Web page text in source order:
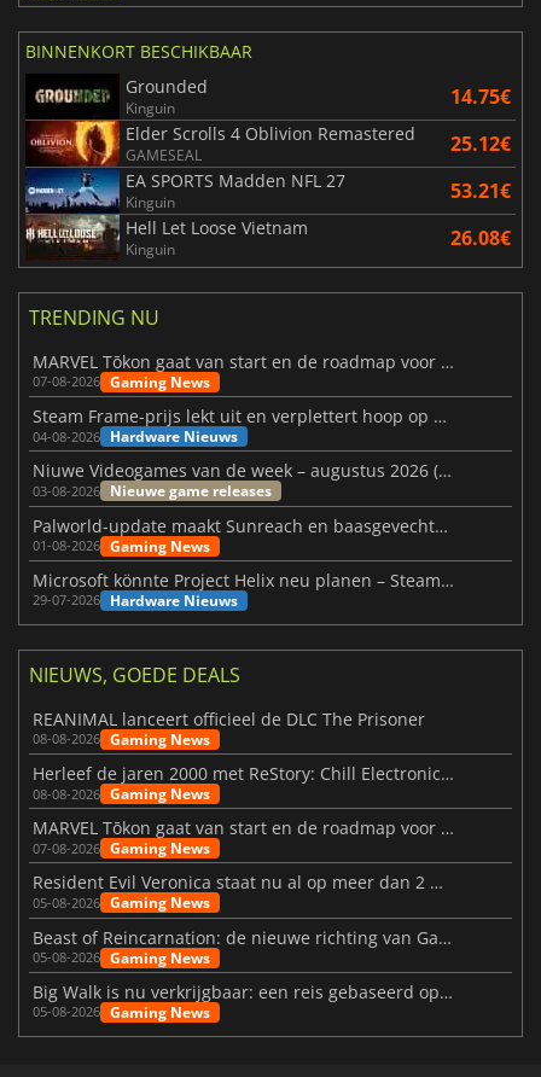
BINNENKORT BESCHIKBAAR
Grounded
Kinguin 14.75€
Elder Scrolls 4 Oblivion Remastered
GAMESEAL 25.12€
EA SPORTS Madden NFL 27
Kinguin 53.21€
Hell Let Loose Vietnam
Kinguin 26.08€
TRENDING NU
MARVEL Tōkon gaat van start en de roadmap voor jaar 1 is bekendgemaakt
07-08-2026 Gaming News
Steam Frame-prijs lekt uit en verplettert hoop op betaalbare VR
04-08-2026 Hardware Nieuws
Niuwe Videogames van de week – augustus 2026 (week 32)
03-08-2026 Nieuwe game releases
Palworld-update maakt Sunreach en baasgevechten stabieler
01-08-2026 Gaming News
Microsoft könnte Project Helix neu planen – Steam-Support wackelt
29-07-2026 Hardware Nieuws
NIEUWS, GOEDE DEALS
REANIMAL lanceert officieel de DLC The Prisoner
08-08-2026 Gaming News
Herleef de jaren 2000 met ReStory: Chill Electronics Repairs
08-08-2026 Gaming News
MARVEL Tōkon gaat van start en de roadmap voor jaar 1 is bekendgemaakt
07-08-2026 Gaming News
Resident Evil Veronica staat nu al op meer dan 2 miljoen verlanglijstjes
05-08-2026 Gaming News
Beast of Reincarnation: de nieuwe richting van Game Freak
05-08-2026 Gaming News
Big Walk is nu verkrijgbaar: een reis gebaseerd op vriendschap
05-08-2026 Gaming News